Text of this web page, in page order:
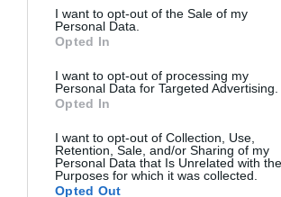
consent section.
I want to opt-out of the Sale of my
Personal Data.
Opted In
I want to opt-out of processing my
Personal Data for Targeted Advertising.
Opted In
I want to opt-out of Collection, Use,
Retention, Sale, and/or Sharing of my
Personal Data that Is Unrelated with the
Purposes for which it was collected.
Opted Out
befektetés privátbank concorde
egyenlőség